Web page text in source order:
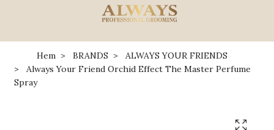
Hem BRANDS
ALWAYS YOUR FRIENDS
Always Your Friend Orchid Effect The Master Perfume
Spray